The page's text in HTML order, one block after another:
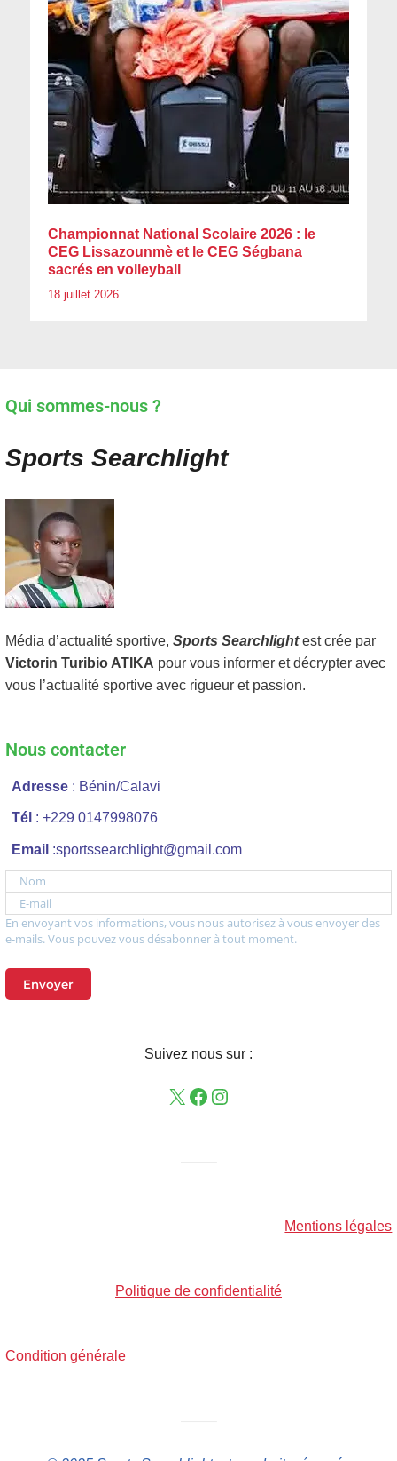
Championnat National Scolaire 2026 : le
CEG Lissazounmè et le CEG Ségbana
sacrés en volleyball
18 juillet 2026
Qui sommes-nous ?
Sports Searchlight
Média d’actualité sportive, Sports Searchlightest crée par
Victorin Turibio ATIKA pour vous informer et décrypter avec
vous l’actualité sportive avec rigueur et passion.
Nous contacter
Adresse : Bénin/Calavi
Tél : +229 0147998076
Email :sportssearchlight@gmail.com
Nom
E-mail
En envoyant vos informations, vous nous autorisez à vous envoyer des
e-mails. Vous pouvez vous désabonner à tout moment.
Envoyer
Suivez nous sur :
Mentions légales
Politique de confidentialité
Condition générale